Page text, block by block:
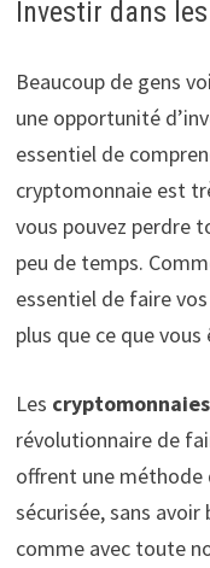
Investir dans
Beaucoup de gens
une opportunité
essentiel de
cryptomonnaie est
vous pouvez perdre
peu de temps.
essentiel de faire
plus que ce que
Les cryptomonnaies
révolutionnaire de
offrent une méthode
sécurisée, sans
comme avec toute